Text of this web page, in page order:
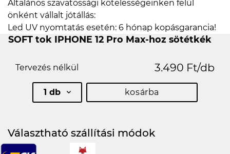
Általános szavatossági kötelességeinken felül
önként vállalt jótállás:
Led UV nyomtatás esetén: 6 hónap kopásgarancia!
SOFT tok IPHONE 12 Pro Max-hoz sötétkék
Tervezés nélkül 3.490 Ft/db
1 db kosárba
Választható szállítási módok